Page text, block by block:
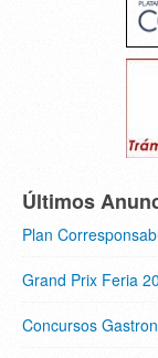
Últimos
Plan
Grand Prix Feria
Concursos